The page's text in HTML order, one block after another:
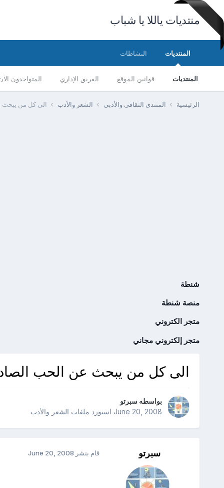
منتديات ياللا يا شباب
المنتديات
المنتديات قوانين الموقع الفريق الإداري المتواجدون
النشاطات
الرئيسية المنتدى الثقافى والأدبى الشعر والأدب الى كل من
شنطة
منصة شنطة
متجر الكتروني
متجر إلكتروني مجاني
الى كل من يبحث عن الحب
بواسطه سبرتو
June 20, 2008استورد ملفات الشعر والأدب
سبرتو قام بنشر June 20, 2008